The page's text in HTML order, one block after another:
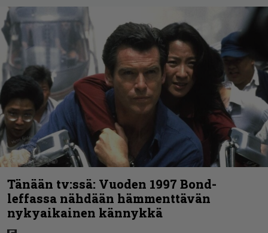
Tänään tv:ssä: Vuoden 1997 Bond-
leffassa nähdään hämmenttävän
nykyaikainen kännykkä